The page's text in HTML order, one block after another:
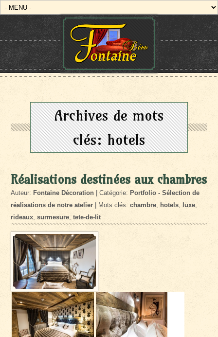
Archives de mots
clés:hotels
Réalisations destinées aux chambres
Auteur: Fontaine Décoration | Catégorie: Portfolio - Sélection de
réalisations de notre atelier | Mots clés:chambre, hotels, luxe,
rideaux,surmesure,tete-de-lit